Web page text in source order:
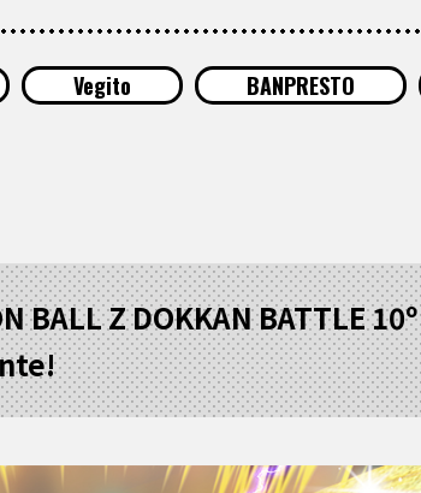
Vegito BANPRESTO
BALL Z DOKKAN BATTLE